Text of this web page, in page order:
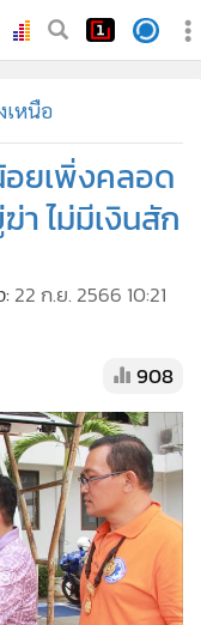
เหนือ
ยเพิ่งคลอด
า ไม่มีเงินสัก
22 ก.ย. 2566 10:21
908